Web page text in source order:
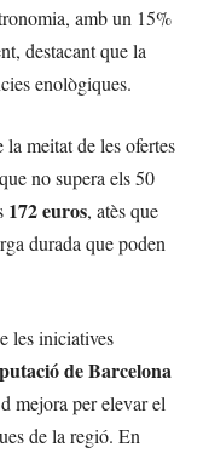
amb un 15%
destacant que la
enològiques.
la meitat de les ofertes
no supera els 50
172 euros, atès que
durada que poden
les iniciatives
de Barcelona
mejora per elevar el
de la regió. En